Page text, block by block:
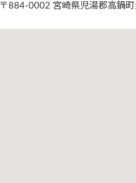
〒884-0002 宮崎県児湯郡高鍋